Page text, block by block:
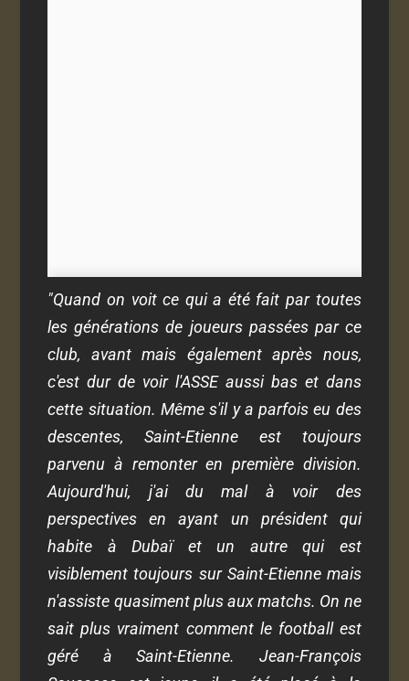
"Quand on voit ce qui a été fait par toutes
les générations de joueurs passées par ce
club, avant mais également après nous,
c'est dur de voir l'ASSE aussi bas et dans
cette situation. Même s'il y a parfois eu des
descentes, Saint-Etienne est toujours
parvenu à remonter en première division.
Aujourd'hui, j'ai du mal à voir des
perspectives en ayant un président qui
habite à Dubaï et un autre qui est
visiblement toujours sur Saint-Etienne mais
n'assiste quasiment plus aux matchs. On ne
sait plus vraiment comment le football est
géré à Saint-Etienne. Jean-François